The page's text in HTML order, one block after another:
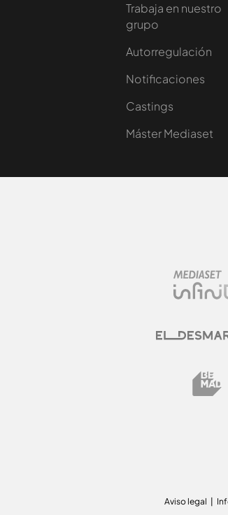
Trabaja en nuestro
grupo
Autorregulación
Notificaciones
Castings
Máster Mediaset
Aviso legal